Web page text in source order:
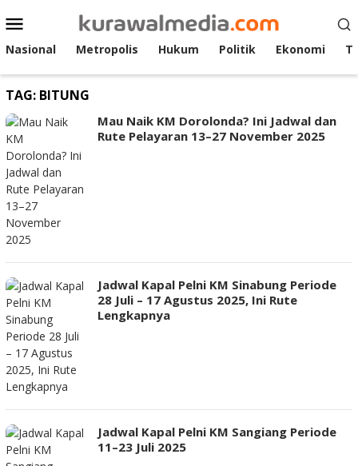
ke
konten
Menu
Mobile
Nasional Metropolis Hukum Politik Ekonomi
TAG: BITUNG
Mau Naik KM Dorolonda? Ini Jadwal dan
Rute Pelayaran 13–27 November 2025
Jadwal Kapal Pelni KM Sinabung Periode
28 Juli – 17 Agustus 2025, Ini Rute
Lengkapnya
Jadwal Kapal Pelni KM Sangiang Periode
11–23 Juli 2025